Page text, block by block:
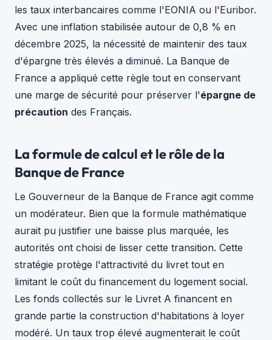
les taux interbancaires comme l'EONIA ou l'Euribor.
Avec une inflation stabilisée autour de 0,8 % en
décembre 2025, la nécessité de maintenir des taux
d'épargne très élevés a diminué. La Banque de
France a appliqué cette règle tout en conservant
une marge de sécurité pour préserver l'épargne de
précaution des Français.
La formule de calcul et le rôle de la
Banque de France
Le Gouverneur de la Banque de France agit comme
un modérateur. Bien que la formule mathématique
aurait pu justifier une baisse plus marquée, les
autorités ont choisi de lisser cette transition. Cette
stratégie protège l'attractivité du livret tout en
limitant le coût du financement du logement social.
Les fonds collectés sur le Livret A financent en
grande partie la construction d'habitations à loyer
modéré. Un taux trop élevé augmenterait le coût